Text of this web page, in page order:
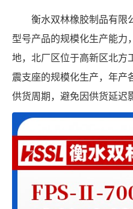
衡水双林橡胶制品有限
型号产品的规模化生产能力
地，北厂区位于高新区北方
震支座的规模化生产，年产
供货周期，避免因供货延迟